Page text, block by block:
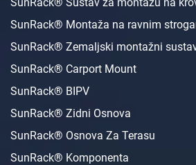
SunRack® Montaža na ravnim
SunRack® Zemaljski montažni
SunRack® Carport Mount
SunRack® BIPV
SunRack® Zidni Osnova
SunRack® Osnova Za Terasu
SunRack® Komponenta